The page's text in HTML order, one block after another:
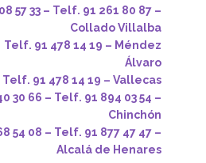
57 33 – Telf. 91 261 80 87 –
Collado Villalba
14 19 – Méndez
Álvaro
14 19 – Vallecas
30 66 – Telf. 91 894 03 54 –
Chinchón
54 08 – Telf. 91 877 47 47 –
Alcalá de Henares